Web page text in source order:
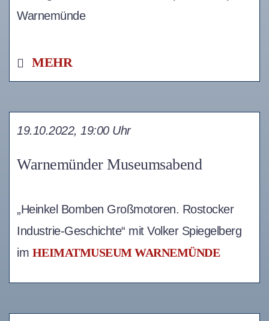
Warnemünde
MEHR
Warnemünder Museumsabend
19.10.2022, 19:00 Uhr
„Heinkel Bomben Großmotoren. Rostocker
Industrie-Geschichte“ mit Volker Spiegelberg
im HEIMATMUSEUM WARNEMÜNDE